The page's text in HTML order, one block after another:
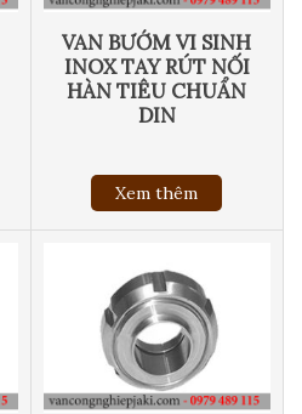
VAN BƯỚM VI SINH
INOX TAY RÚT NỐI
HÀN TIÊU CHUẨN
DIN
Xem thêm